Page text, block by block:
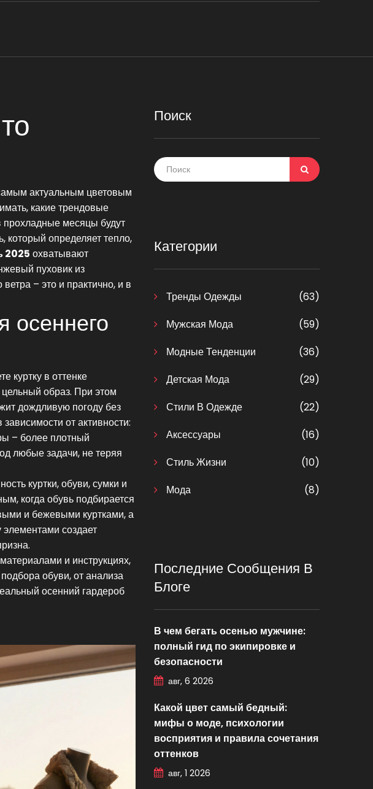
актуальным цветовым
какиетрендовые
прохладные месяцы будут
который определяет тепло,
2025 охватывают
пуховик из
– это и практично, и в
осеннего
куртку в оттенке
образ. При этом
дождливую погоду без
зависимости от активности:
– более плотный
любые задачи, не теряя
куртки, обуви, сумки и
когда обувь подбирается
и бежевыми куртками, а
создает
и инструкциях,
обуви, от анализа
осенний гардероб
Поиск
Категории
Тренды Одежды
(63)
Мужская Мода
(59)
Модные Тенденции
(36)
Детская Мода
(29)
Стили В Одежде
(22)
Аксессуары
(16)
Стиль Жизни
(10)
Мода
(8)
Последние Сообщения В
Блоге
В чем бегать осенью мужчине:
полный гид по экипировке и
безопасности
авг, 6 2026
Какой цвет самый бедный:
мифы о моде, психологии
восприятия и правила сочетания
оттенков
авг, 1 2026